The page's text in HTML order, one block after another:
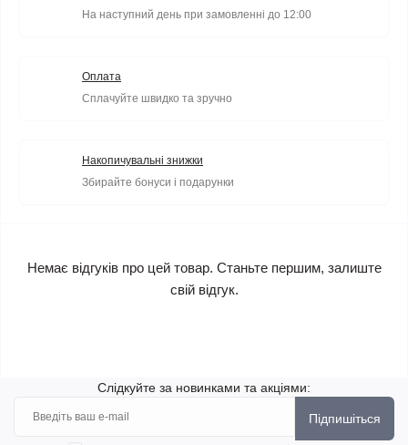
На наступний день при замовленні до 12:00
Оплата
Сплачуйте швидко та зручно
Накопичувальні знижки
Збирайте бонуси і подарунки
Немає відгуків про цей товар. Станьте першим, залиште
свій відгук.
Слідкуйте за новинками та акціями:
Підпишіться